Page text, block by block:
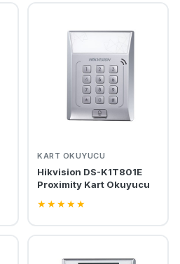
KART OKUYUCU
Hikvision DS-K1T801E
Proximity Kart Okuyucu
★★★★★